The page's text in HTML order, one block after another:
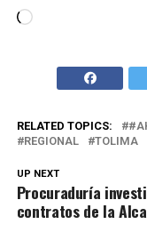
Cargando...
RELATED TOPICS:
REGIONAL
TOLIMA
UP NEXT
Procuraduría
contratos de la